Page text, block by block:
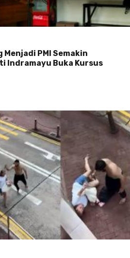
PMI Semakin
Indramayu Buka Kursus